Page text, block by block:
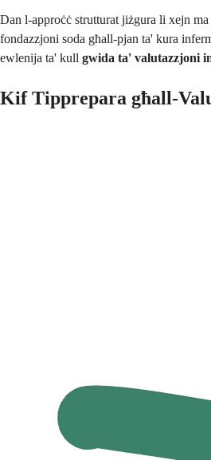
Dan l-approċċ strutturat jiżgura li xejn
fondazzjoni soda għall-pjan ta' kura
ewlenija ta' kull gwida ta' valutazzjoni
Kif Tipprepara għall-